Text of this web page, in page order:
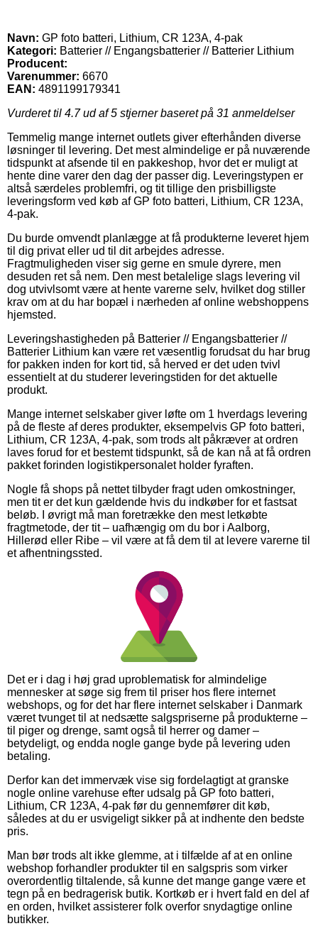
Navn: GP foto batteri, Lithium, CR 123A, 4-pak
Kategori: Batterier // Engangsbatterier // Batterier Lithium
Producent:
Varenummer: 6670
EAN: 4891199179341
Vurderet til 4.7ud af 5 stjerner baseret på 31 anmeldelser
Temmelig mange internet outlets giver efterhånden diverse
løsninger til levering. Det mest almindelige er på nuværende
tidspunkt at afsende til en pakkeshop, hvor det er muligt at
hente dine varer den dag der passer dig. Leveringstypen er
altså særdeles problemfri, og tit tillige den prisbilligste
leveringsform ved køb af GP foto batteri, Lithium, CR 123A,
4-pak.
Du burde omvendt planlægge at få produkterne leveret hjem
til dig privat eller ud til dit arbejdes adresse.
Fragtmuligheden viser sig gerne en smule dyrere, men
desuden ret så nem. Den mest betalelige slags levering vil
dog utvivlsomt være at hente varerne selv, hvilket dog stiller
krav om at du har bopæl i nærheden af online webshoppens
hjemsted.
Leveringshastigheden på Batterier // Engangsbatterier //
Batterier Lithium kan være ret væsentlig forudsat du har brug
for pakken inden for kort tid, så herved er det uden tvivl
essentielt at du studerer leveringstiden for det aktuelle
produkt.
Mange internet selskaber giver løfte om 1 hverdags levering
på de fleste af deres produkter, eksempelvis GP foto batteri,
Lithium, CR 123A, 4-pak, som trods alt påkræver at ordren
laves forud for et bestemt tidspunkt, så de kan nå at få ordren
pakket forinden logistikpersonalet holder fyraften.
Nogle få shops på nettet tilbyder fragt uden omkostninger,
men tit er det kun gældende hvis du indkøber for et fastsat
beløb. I øvrigt må man foretrække den mest letkøbte
fragtmetode, der tit – uafhængig om du bor i Aalborg,
Hillerød eller Ribe – vil være at få dem til at levere varerne til
et afhentningssted.
Det er i dag i høj grad uproblematisk for almindelige
mennesker at søge sig frem til priser hos flere internet
webshops, og for det har flere internet selskaber i Danmark
været tvunget til at nedsætte salgspriserne på produkterne –
til piger og drenge, samt også til herrer og damer –
betydeligt, og endda nogle gange byde på levering uden
betaling.
Derfor kan det immervæk vise sig fordelagtigt at granske
nogle online varehuse efter udsalg på GP foto batteri,
Lithium, CR 123A, 4-pak før du gennemfører dit køb,
således at du er usvigeligt sikker på at indhente den bedste
pris.
Man bør trods alt ikke glemme, at i tilfælde af at en online
webshop forhandler produkter til en salgspris som virker
overordentlig tiltalende, så kunne det mange gange være et
tegn på en bedragerisk butik. Kortkøb er i hvert fald en del af
en orden, hvilket assisterer folk overfor snydagtige online
butikker.